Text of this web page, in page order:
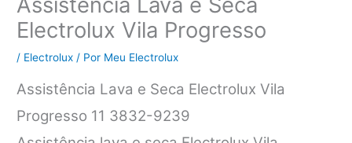
Electrolux Vila Progresso
/ Electrolux / Por Meu Electrolux
Assistência Lava e Seca Electrolux Vila
Progresso 11 3832-9239